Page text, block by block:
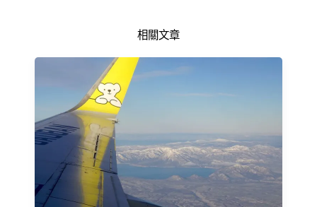
相關文章